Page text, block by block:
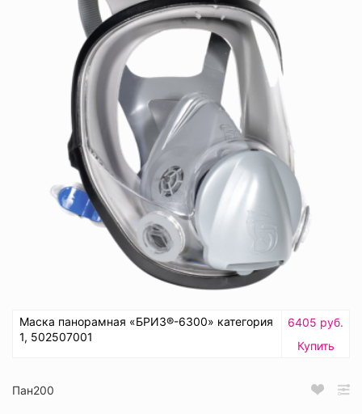
Маска панорамная «БРИЗ®-6300» категория
1, 502507001
6405 руб.
Купить
Пан200